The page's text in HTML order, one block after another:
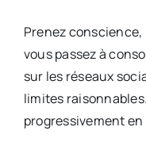
Prenez
vous passez à
sur les réseaux
limites
progressivement